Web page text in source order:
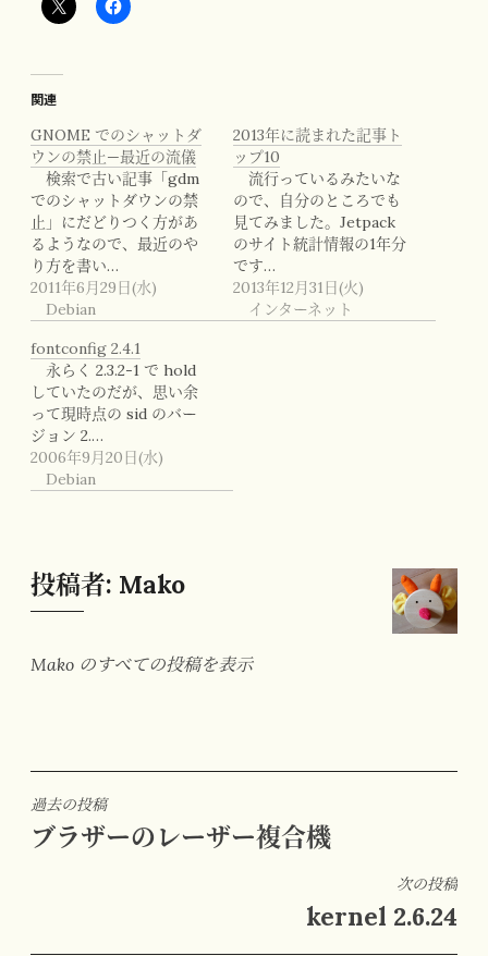
関連
GNOME でのシャットダ
ウンの禁止—最近の流儀
検索で古い記事「gdm
でのシャットダウンの禁
止」にだどりつく方があ
るようなので、最近のや
り方を書い…
2011年6月29日(水)
Debian
2013年に読まれた記事ト
ップ10
流行っているみたいな
ので、自分のところでも
見てみました。Jetpack
のサイト統計情報の1年分
です…
2013年12月31日(火)
インターネット
fontconfig 2.4.1
永らく 2.3.2-1 で hold
していたのだが、思い余
って現時点の sid のバー
ジョン 2.…
2006年9月20日(水)
Debian
投稿者: Mako
Mako のすべての投稿を表示
投
稿
過去の投稿
ブラザーのレーザー複合機
次の投稿
kernel 2.6.24